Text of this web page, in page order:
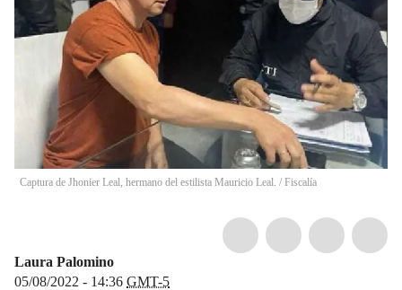
Captura de Jhonier Leal, hermano del estilista Mauricio Leal. / Fiscalía
Laura Palomino
05/08/2022 - 14:36 GMT-5